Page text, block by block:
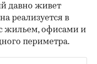
давно живет
реализуется в
жильем, офисами и
периметра.